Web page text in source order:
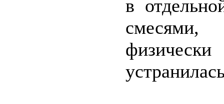
в